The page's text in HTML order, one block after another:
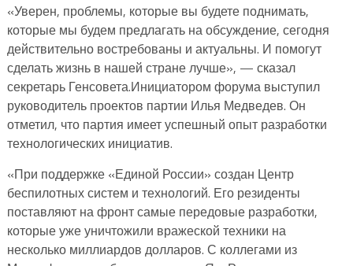
«Уверен, проблемы, которые вы будете поднимать,
которые мы будем предлагать на обсуждение, сегодня
действительно востребованы и актуальны. И помогут
сделать жизнь в нашей стране лучше», — сказал
секретарь Генсовета.Инициатором форума выступил
руководитель проектов партии Илья Медведев. Он
отметил, что партия имеет успешный опыт разработки
технологических инициатив.
«При поддержке «Единой России» создан Центр
беспилотных систем и технологий. Его резиденты
поставляют на фронт самые передовые разработки,
которые уже уничтожили вражеской техники на
несколько миллиардов долларов. С коллегами из